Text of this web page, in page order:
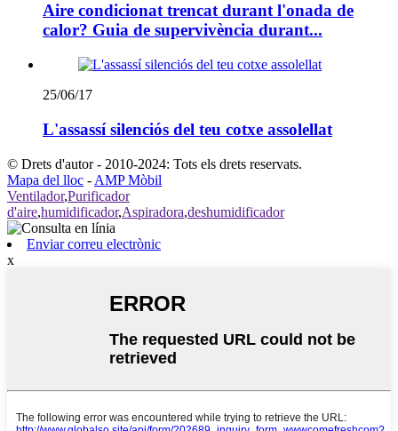
Aire condicionat trencat durant l'onada de
calor? Guia de supervivència durant...
25/06/17
L'assassí silenciós del teu cotxe assolellat
© Drets d'autor - 2010-2024: Tots els drets reservats.
Mapa del lloc - AMP Mòbil
Ventilador,Purificador
d'aire,humidificador,Aspiradora,deshumidificador
Enviar correu electrònic
x